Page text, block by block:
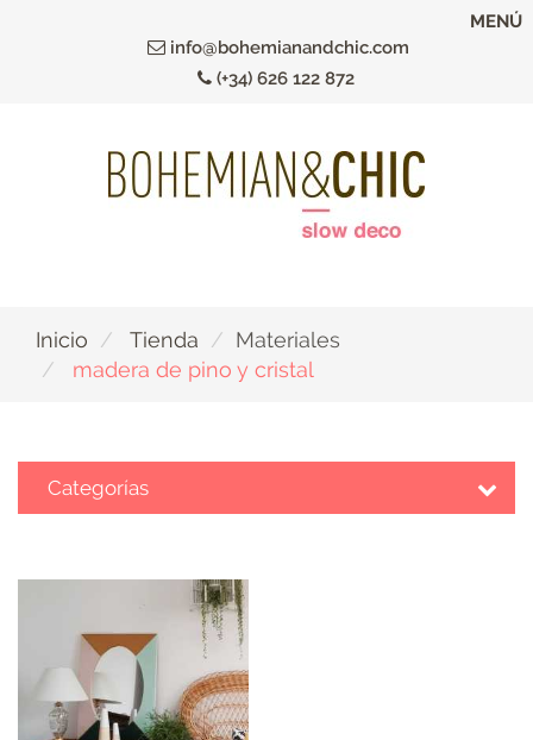
info@bohemianandchic.com
(+34) 626 122 872
MENÚ
Inicio Tienda
Materiales
madera de pino y cristal
Categorías
DECORACIÓN
TEXTIL
DECOBODAS